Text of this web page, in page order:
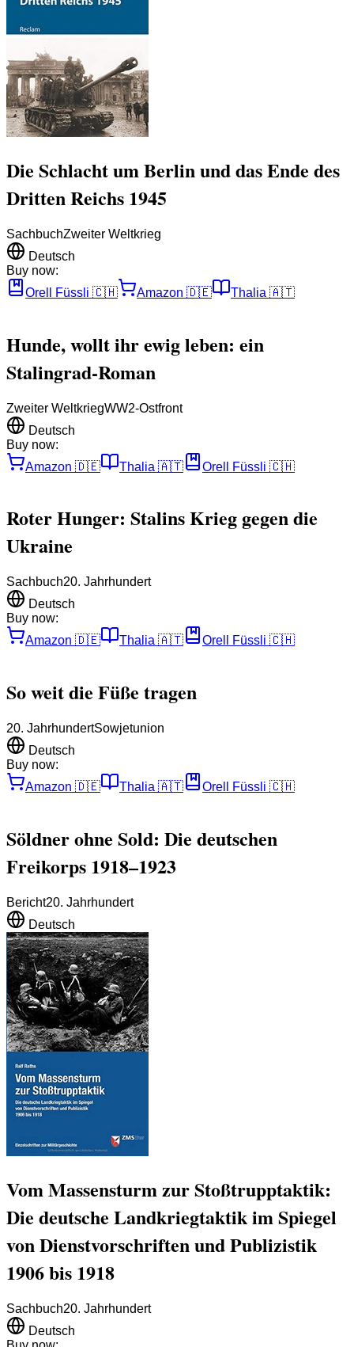
Die Schlacht um Berlin und das Ende des
Dritten Reichs 1945
SachbuchZweiter Weltkrieg
Deutsch
Buy now:
Orell Füssli 🇨🇭 Amazon 🇩🇪 Thalia 🇦🇹
Hunde, wollt ihr ewig leben: ein
Stalingrad-Roman
Zweiter WeltkriegWW2-Ostfront
Deutsch
Buy now:
Amazon 🇩🇪 Thalia 🇦🇹 Orell Füssli 🇨🇭
Roter Hunger: Stalins Krieg gegen die
Ukraine
Sachbuch20. Jahrhundert
Deutsch
Buy now:
Amazon 🇩🇪 Thalia 🇦🇹 Orell Füssli 🇨🇭
So weit die Füße tragen
20. JahrhundertSowjetunion
Deutsch
Buy now:
Amazon 🇩🇪 Thalia 🇦🇹 Orell Füssli 🇨🇭
Söldner ohne Sold: Die deutschen
Freikorps 1918–1923
Bericht20. Jahrhundert
Deutsch
Vom Massensturm zur Stoßtrupptaktik:
Die deutsche Landkriegtaktik im Spiegel
von Dienstvorschriften und Publizistik
1906 bis 1918
Sachbuch20. Jahrhundert
Deutsch